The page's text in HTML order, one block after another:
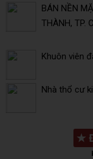
BÁN NỀN
THÀNH, TP.
Khuôn viên
Nhà thổ cư
★